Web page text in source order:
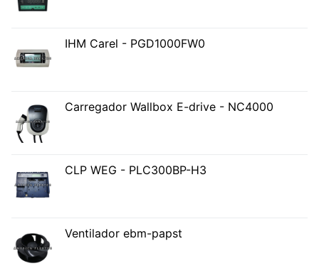
IHM Carel - PGD1000FW0
Carregador Wallbox E-drive - NC4000
CLP WEG - PLC300BP-H3
Ventilador ebm-papst